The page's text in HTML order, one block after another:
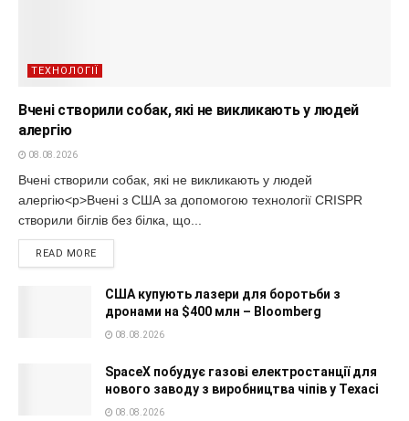
ТЕХНОЛОГІЇ
Вчені створили собак, які не викликають у людей
алергію
08.08.2026
Вчені створили собак, які не викликають у людей
алергію<p>Вчені з США за допомогою технології CRISPR
створили біглів без білка, що...
READ MORE
США купують лазери для боротьби з
дронами на $400 млн – Bloomberg
08.08.2026
SpaceX побудує газові електростанції для
нового заводу з виробництва чіпів у Техасі
08.08.2026